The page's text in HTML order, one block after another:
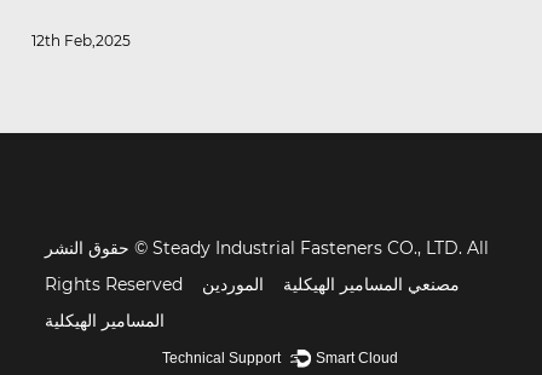
12th Feb,2025
حقوق النشر © Steady Industrial Fasteners CO., LTD. All
Rights Reserved
مصنعي المسامير الهيكلية
الموردين
المسامير الهيكلية
Technical Support ： Smart Cloud